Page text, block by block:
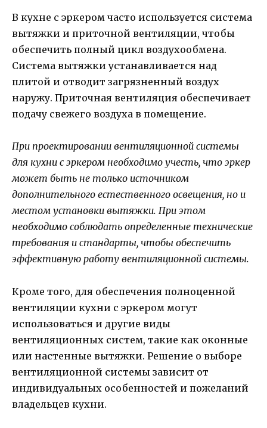
В кухне с эркером часто используется система
вытяжки и приточной вентиляции, чтобы
обеспечить полный цикл воздухообмена.
Система вытяжки устанавливается над
плитой и отводит загрязненный воздух
наружу. Приточная вентиляция обеспечивает
подачу свежего воздуха в помещение.
При проектировании вентиляционной системы
для кухни с эркером необходимо учесть, что эркер
может быть не только источником
дополнительного естественного освещения, но и
местом установки вытяжки. При этом
необходимо соблюдать определенные технические
требования и стандарты, чтобы обеспечить
эффективную работу вентиляционной системы.
Кроме того, для обеспечения полноценной
вентиляции кухни с эркером могут
использоваться и другие виды
вентиляционных систем, такие как оконные
или настенные вытяжки. Решение о выборе
вентиляционной системы зависит от
индивидуальных особенностей и пожеланий
владельцев кухни.